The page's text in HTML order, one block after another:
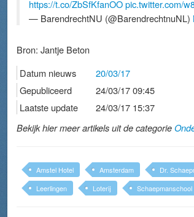
https://t.co/ZbSfKfanOOpic.twitter.com/
— BarendrechtNU (@BarendrechtnuNL)
Bron: Jantje Beton
Datum nieuws
20/03/17
Gepubliceerd
24/03/17 09:45
Laatste update
24/03/17 15:37
Bekijk hier meer artikels uit de categorie
Amstel Hotel Amsterdam Dr.
Leerlingen
Loterij Schaepmanschool